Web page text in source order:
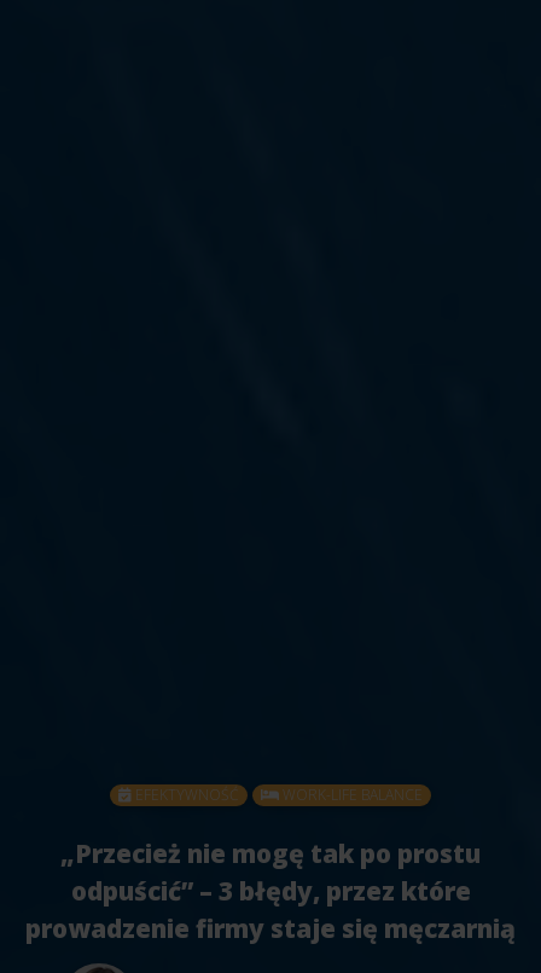
EFEKTYWNOŚĆ WORK-LIFE BALANCE
„Przecież nie mogę tak po prostu
odpuścić” – 3 błędy, przez które
prowadzenie firmy staje się męczarnią